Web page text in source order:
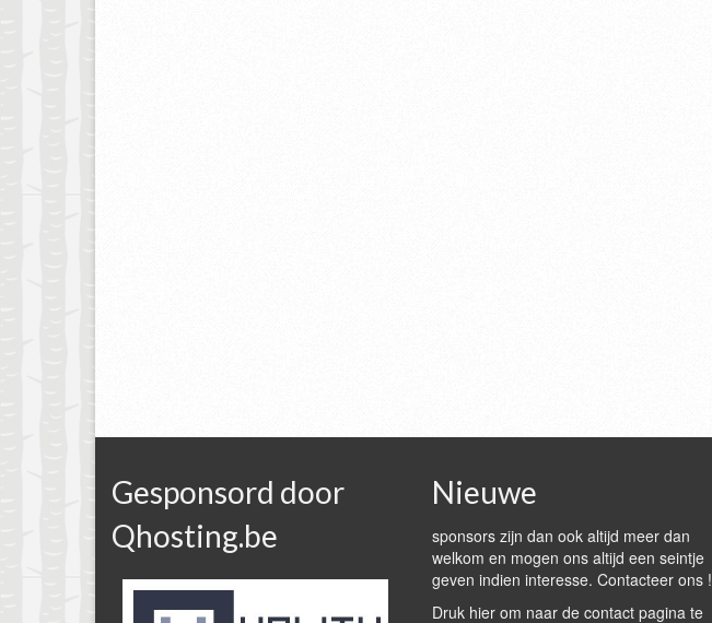
Gesponsord door
Qhosting.be
Nieuwe
sponsors zijn dan ook altijd meer dan
welkom en mogen ons altijd een seintje
geven indien interesse. Contacteer ons !
Druk hier om naar de contact pagina te